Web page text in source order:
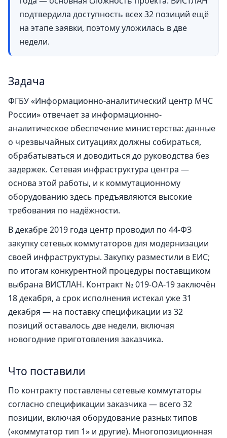
подтвердила доступность всех 32 позиций ещё
на этапе заявки, поэтому уложилась в две
недели.
Задача
ФГБУ «Информационно-аналитический центр МЧС
России» отвечает за информационно-
аналитическое обеспечение министерства: данные
о чрезвычайных ситуациях должны собираться,
обрабатываться и доводиться до руководства без
задержек. Сетевая инфраструктура центра —
основа этой работы, и к коммутационному
оборудованию здесь предъявляются высокие
требования по надёжности.
В декабре 2019 года центр проводил по 44-ФЗ
закупку сетевых коммутаторов для модернизации
своей инфраструктуры. Закупку разместили в ЕИС;
по итогам конкурентной процедуры поставщиком
выбрана ВИСТЛАН. Контракт № 019-ОА-19 заключён
18 декабря, а срок исполнения истекал уже 31
декабря — на поставку спецификации из 32
позиций оставалось две недели, включая
новогодние приготовления заказчика.
Что поставили
По контракту поставлены сетевые коммутаторы
согласно спецификации заказчика — всего 32
позиции, включая оборудование разных типов
(«коммутатор тип 1» и другие). Многопозиционная